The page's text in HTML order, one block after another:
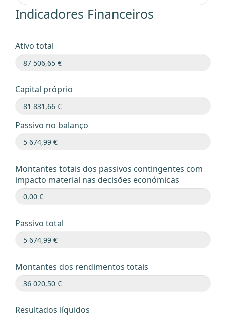
Indicadores Financeiros
Ativo total
Capital próprio
Passivo no balanço
Montantes totais dos passivos contingentes com
impacto material nas decisões económicas
Passivo total
Montantes dos rendimentos totais
Resultados líquidos